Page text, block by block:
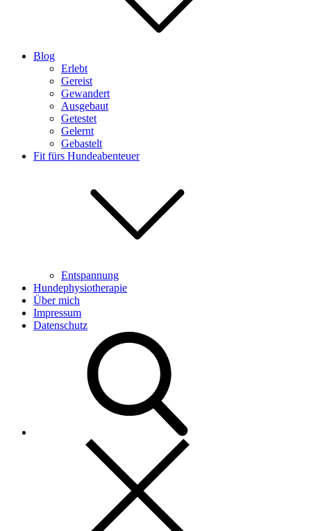
Blog
Erlebt
Gereist
Gewandert
Ausgebaut
Getestet
Gelernt
Gebastelt
Fit fürs Hundeabenteuer
Entspannung
Hundephysiotherapie
Über mich
Impressum
Datenschutz